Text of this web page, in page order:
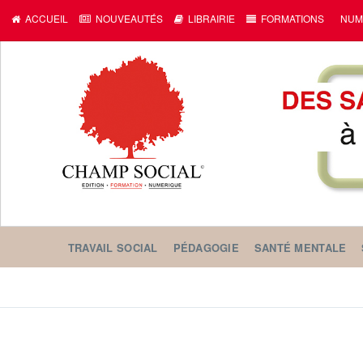
ACCUEIL NOUVEAUTÉS LIBRAIRIE FORMATIONS
TRAVAIL SOCIAL PÉDAGOGIE SANTÉ MENTALE